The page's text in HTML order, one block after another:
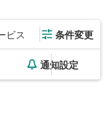
ビス 条件変更
通知設定